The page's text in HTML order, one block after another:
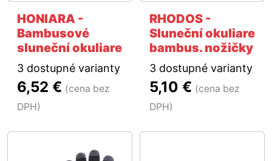
HONIARA -
Bambusové
sluneční okuliare
3 dostupné varianty
6,52 € (cena bez
DPH)
RHODOS -
Sluneční okuliare
bambus. nožičky
3 dostupné varianty
5,10 € (cena bez
DPH)